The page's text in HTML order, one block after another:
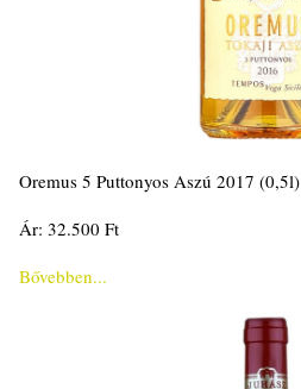
Oremus 5 Puttonyos Aszú 2017 (0,5l)
Ár: 32.500 Ft
Bővebben...